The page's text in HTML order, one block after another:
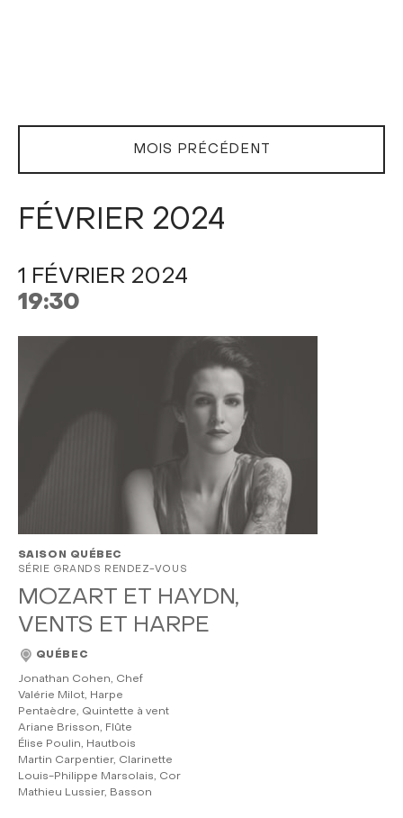
MOIS PRÉCÉDENT
FÉVRIER 2024
1 FÉVRIER 2024
19:30
SAISON QUÉBEC
SÉRIE GRANDS RENDEZ-VOUS
MOZART ET HAYDN,
VENTS ET HARPE
QUÉBEC
Jonathan Cohen, Chef
Valérie Milot, Harpe
Pentaèdre, Quintette à vent
Ariane Brisson, Flûte
Élise Poulin, Hautbois
Martin Carpentier, Clarinette
Louis-Philippe Marsolais, Cor
Mathieu Lussier, Basson